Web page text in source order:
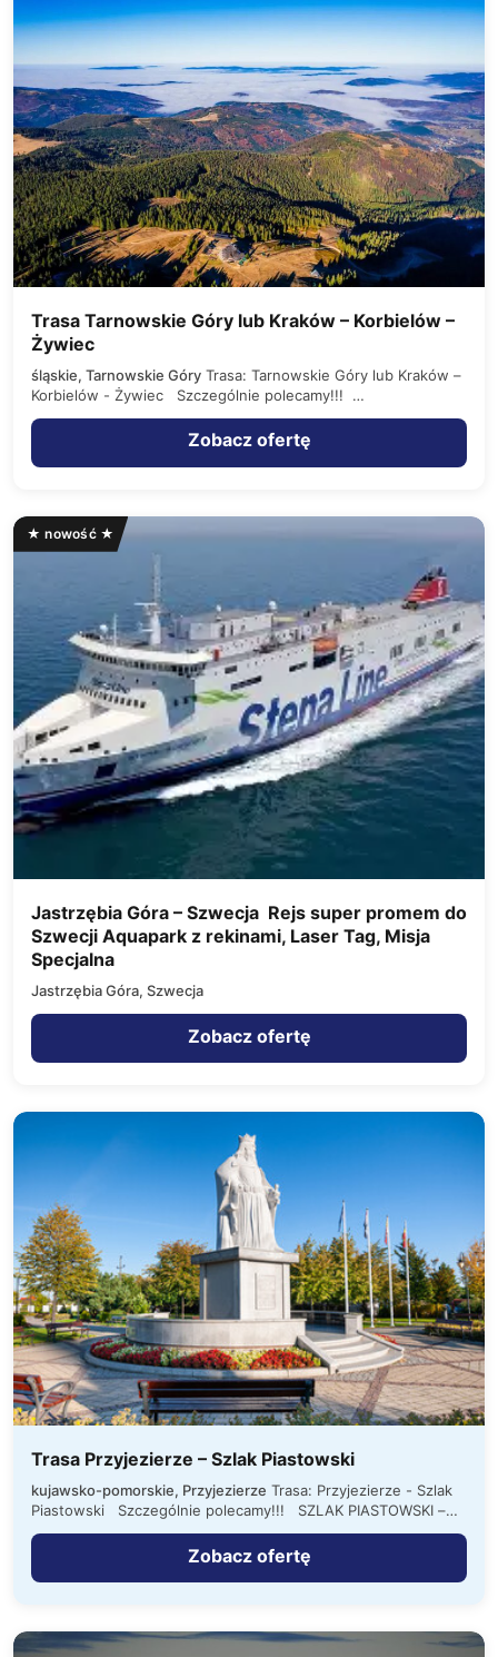
Trasa Tarnowskie Góry lub Kraków – Korbielów –
Żywiec
śląskie, Tarnowskie Góry
Korbielów - Żywiec Szczególnie polecamy!!!
ZAKWATEROWANIE: 1. w…
Zobacz ofertę
★ nowość ★
Jastrzębia Góra – Szwecja Rejs super promem do
Szwecji Aquapark z rekinami, Laser Tag, Misja
Specjalna
Jastrzębia Góra, Szwecja
Zobacz ofertę
Trasa Przyjezierze – Szlak Piastowski
kujawsko-pomorskie, Przyjezierze
Piastowski Szczególnie polecamy!!! SZLAK PIASTOWSKI –
jeden z najciekawszych szlaków…
Zobacz ofertę